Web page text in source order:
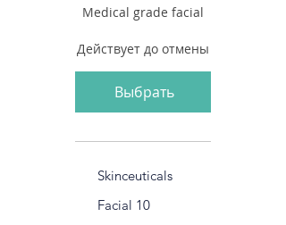
Medical grade facial
Действует до отмены
Выбрать
Skinceuticals
Facial 10